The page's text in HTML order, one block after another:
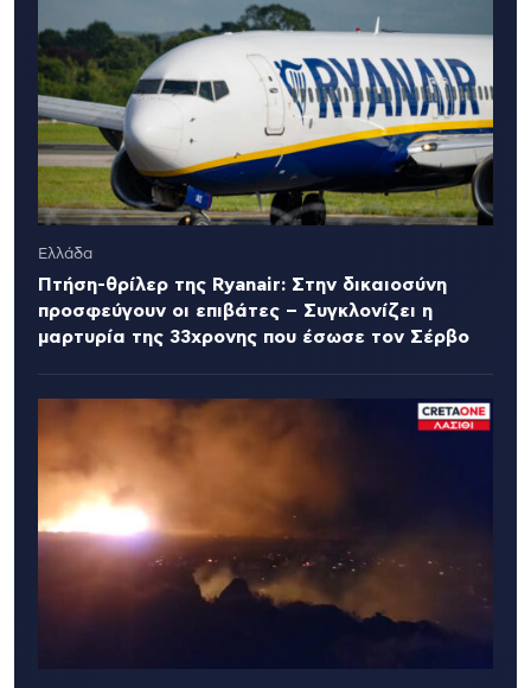
Ελλάδα
Πτήση-θρίλερ της Ryanair: Στην δικαιοσύνη
προσφεύγουν οι επιβάτες – Συγκλονίζει η
μαρτυρία της 33χρονης που έσωσε τον Σέρβο